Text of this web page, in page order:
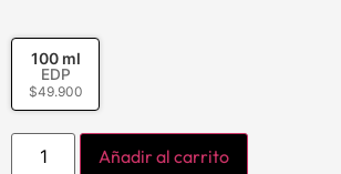
100 ml
EDP
$49.900
Añadir al carrito